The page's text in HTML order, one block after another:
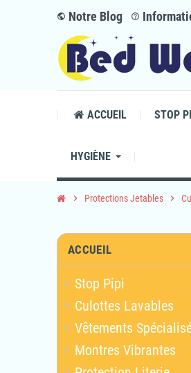
public Notre Blog help_outline
ACCUEIL STOP
HYGIÈNE
chevron_right Protections Jetables chevron_right
ACCUEIL
Stop Pipi
Culottes Lavables
Vêtements
Montres Vibrantes